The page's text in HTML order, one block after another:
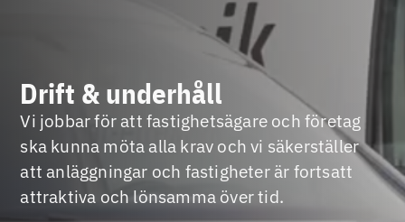
Drift & underhåll
Vi jobbar för att fastighetsägare och företag
ska kunna möta alla krav och vi säkerställer
att anläggningar och fastigheter är fortsatt
attraktiva och lönsamma över tid.